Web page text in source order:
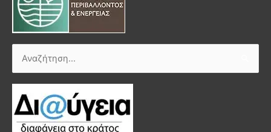
Αναζήτηση